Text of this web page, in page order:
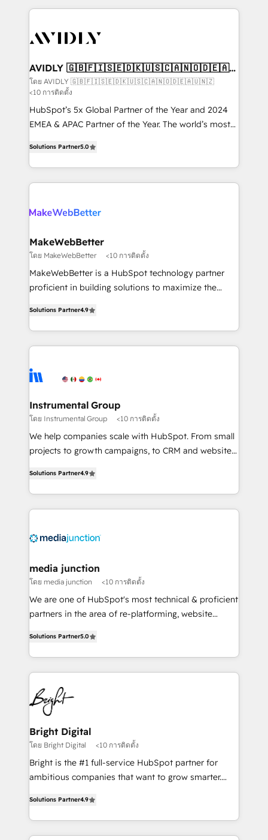
the operational foundation companies need to
Healthcare - Financial Services - Managed IT (MSP) -
we help: ✔️ Full HubSpot implementations and portal
optimization ✔️ Data migrations, CRM architecture,
and reporting foundations ✔️ Custom integrations
and workflow automation ✔️ User adoption
programs, training, and enablement Through project-
partnerships, we guide organizations through the
revenue maturity model - delivering the right
improvements at the right time so operations
grows.
AVIDLY 🇬🇧🇫🇮🇸🇪🇩🇰🇺🇸🇨🇦🇳🇴🇩🇪🇦🇺
🇳🇿
โดย AVIDLY 🇬🇧🇫🇮🇸🇪🇩🇰🇺🇸🇨🇦🇳🇴🇩🇪🇦🇺🇳🇿
<10 การติดตั้ง
HubSpot’s 5x Global Partner of the Year and 2024
EMEA & APAC Partner of the Year. The world’s most
and 370+ specialists across EMEA, APAC and NAM,
we de-risk complex CRM programmes and
multi-region migrations to AI-powered automation,
scale. 🏆 HubSpot’s CEO called us “the partner of the
future.” Others agree it is proof of trust built through
measurable impact.
Solutions Partner5.0
MakeWebBetter
โดย MakeWebBetter <10 การติดตั้ง
MakeWebBetter is a HubSpot technology partner
proficient in building solutions to maximize the
growing tech-enabler & facilitator, MakeWebBetter,
hands you the blend of HubSpot expertise &
eminent solutions & integrations. Trust us to
Elite Partners with 10+ years of HubSpot experience
Premier Partner 2023 🌟5 HubSpot Accreditations 🌟
Won HubSpot Theme Challenge 2021 🌟INBOUND’19
HubSpot Rising Star Why us? Harnessing the full
potential of the powerful HubSpot CRM. ✔️A team of
HubSpot experience ✔️Flexible pricing models —
Hourly-fee (assigned one Dedicated HubSpot
requirement). ✔️Helped over 25,000+ customers so
Solutions Partner4.9
Instrumental Group
โดย Instrumental Group <10 การติดตั้ง
We help companies scale with HubSpot. From small
projects to growth campaigns, to CRM and websites.
HubSpot and willing to work hand-in-hand with your
team to simplify the complex and build a better
experience for your team and customers.
Solutions Partner4.9
media junction
โดย media junction <10 การติดตั้ง
We are one of HubSpot's most technical & proficient
partners in the area of re-platforming, website
implementations for mid-market & enterprise
companies. We are woman-owned, powered by
coffee, and we ❤️ dogs. We produce award-winning
work for our clients. 🏆2023 Technical Expertise
Impact Award 🏆2022 Technical Expertise Impact
Award 🏆2022 Platform Migration Excellence Impact
Award 🏆2020 Elite Solutions Partner 🏆2019
Integrations HubSpot Impact Award 🏆2019
Marketing Enablement HubSpot Impact Award 🏆
2018 Website Design HubSpot Impact Award 🏆2017
Growth-Driven Design Agency of the Year 🏆2016
Sales Enablement HubSpot Impact Award 🏆2015
Solutions Partner5.0
Bright Digital
โดย Bright Digital <10 การติดตั้ง
Bright is the #1 full-service HubSpot partner for
ambitious companies that want to grow smarter.
developing a new website to lead generation and
digital marketing; we do it all (and with great
results)! In short, our services include: - HubSpot
Solutions Partner4.9